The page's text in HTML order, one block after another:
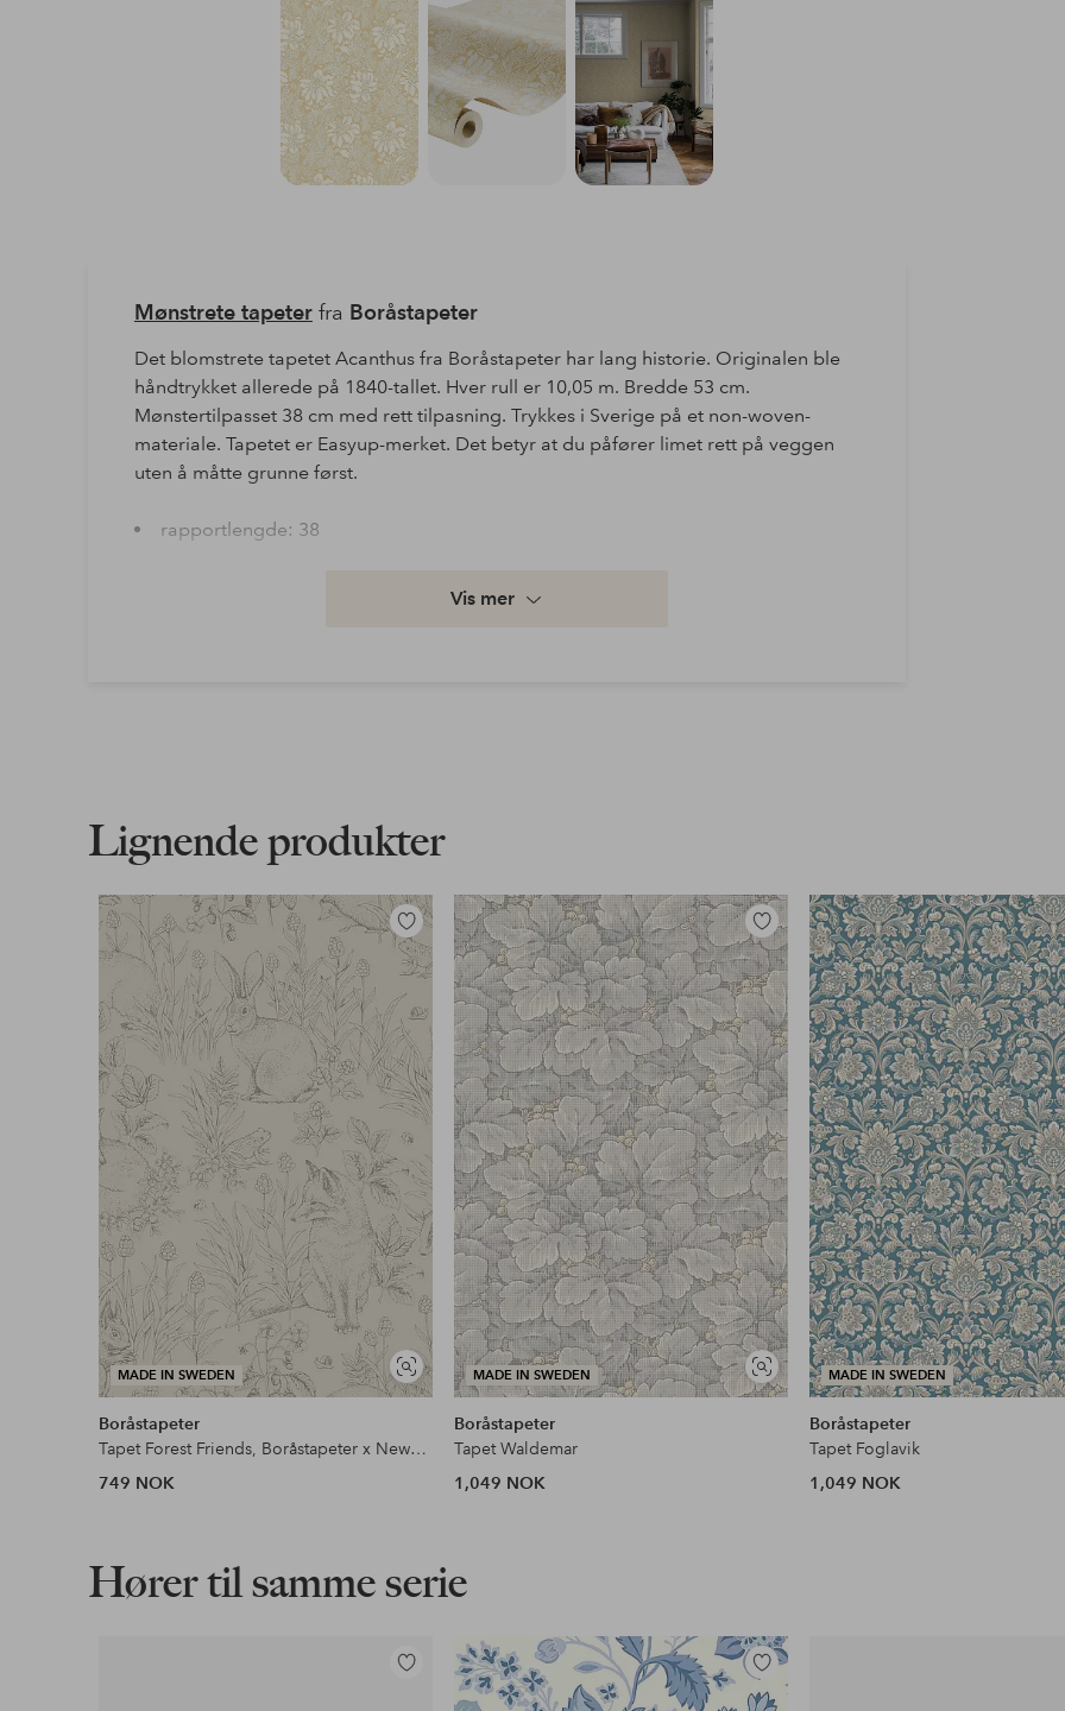
Mønstrete tapeterfra Boråstapeter
Det blomstrete tapetet Acanthus fra Boråstapeter har lang historie. Originalen ble
håndtrykket allerede på 1840-tallet. Hver rull er 10,05 m. Bredde 53 cm.
Mønstertilpasset 38 cm med rett tilpasning. Trykkes i Sverige på et non-woven-
materiale. Tapetet er Easyup-merket. Det betyr at du påfører limet rett på veggen
uten å måtte grunne først.
rapportlengde: 38
Faktura & Konto
Våre mest fordelaktige betalingsmåter
Les mer
Vis mer
Lignende produkter
MADE IN SWEDEN
Vis
lignende
Legg
til
favoritter
Boråstapeter
Tapet Forest Friends, Boråstapeter x Newbie
749 NOK
MADE IN SWEDEN
Vis
lignende
Legg
til
favoritter
Boråstapeter
Tapet Waldemar
1,049 NOK
MADE IN SWEDEN
Boråstapeter
Tapet Foglavik
1,049 NOK
Hører til samme serie
Legg
Legg
til